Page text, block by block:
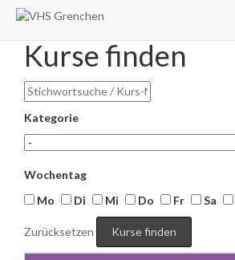
Kurse finden
Kategorie
Wochentag
Mo
Di Mi Do Fr Sa
Zurücksetzen